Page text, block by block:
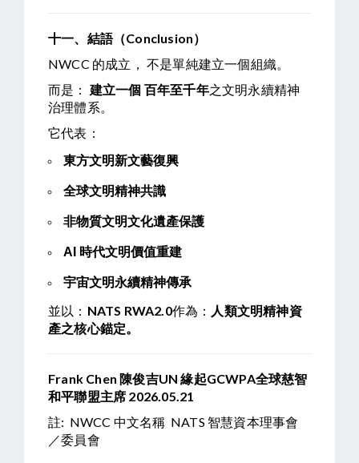
十一、結語（Conclusion）
NWCC 的成立， 不是單純建立一個組織。
而是： 建立一個 百年至千年之文明永續精神
治理體系。
它代表：
東方文明新文藝復興
全球文明精神共識
非物質文明文化遺產保護
AI 時代文明價值重建
宇宙文明永續精神傳承
並以： NATS RWA2.0作為： 人類文明精神資
產之核心錨定。
Frank Chen 陳俊吉UN 緣起GCWPA全球慈智
和平聯盟主席 2026.05.21
註: NWCC 中文名稱 NATS 智慧資本理事會
／委員會